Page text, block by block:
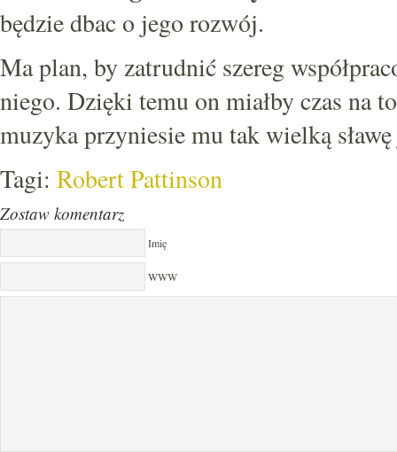
będzie dbac o jego rozwój.
Ma plan, by zatrudnić szereg
niego. Dzięki temu on miałby czas na
muzyka przyniesie mu tak wielką
Tagi: Robert Pattinson
Zostaw komentarz
Imię
WWW